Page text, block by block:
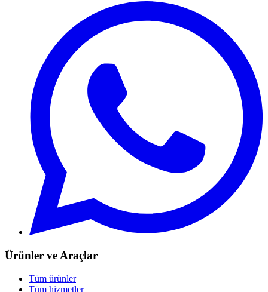
Ürünler ve Araçlar
Tüm ürünler
Tüm hizmetler